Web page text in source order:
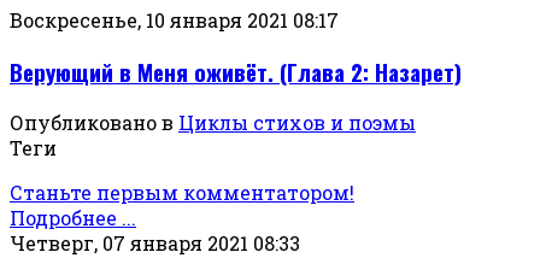
Воскресенье, 10 января 2021 08:17
Верующий в Меня оживёт. (Глава 2: Назарет)
Опубликовано в Циклы стихов и поэмы
Теги
Станьте первым комментатором!
Подробнее ...
Четверг, 07 января 2021 08:33